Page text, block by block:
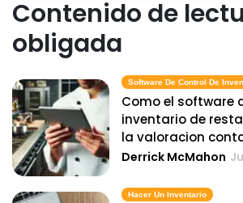
Contenido de
obligada
Software De Control De
Como el software
inventario de
la valoracion
Derrick McMahon
Hacer Un Inventario